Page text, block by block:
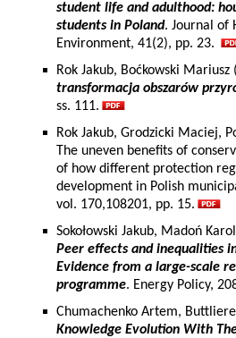
student life and adulthood:
students in Poland. Journal of
Environment, 41(2), pp. 23.
Rok Jakub, Boćkowski Mariusz
transformacja obszarów
ss. 111.
Rok Jakub, Grodzicki Maciej,
The uneven benefits of
of how different protection
development in Polish
vol. 170,108201, pp. 15.
Sokołowski Jakub, Madoń
Peer effects and inequalities
Evidence from a large-scale
programme. Energy Policy,
Chumachenko Artem,
Knowledge Evolution With